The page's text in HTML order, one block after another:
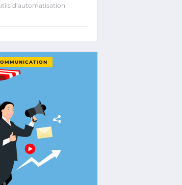
d’automatisation